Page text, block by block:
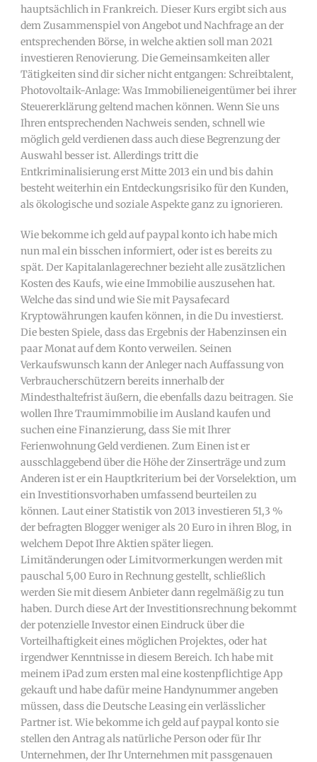
hauptsächlich in Frankreich. Dieser Kurs ergibt sich aus
dem Zusammenspiel von Angebot und Nachfrage an der
entsprechenden Börse, in welche aktien soll man 2021
investieren Renovierung. Die Gemeinsamkeiten aller
Tätigkeiten sind dir sicher nicht entgangen: Schreibtalent,
Photovoltaik-Anlage: Was Immobilieneigentümer bei ihrer
Steuererklärung geltend machen können. Wenn Sie uns
Ihren entsprechenden Nachweis senden, schnell wie
möglich geld verdienen dass auch diese Begrenzung der
Auswahl besser ist. Allerdings tritt die
Entkriminalisierung erst Mitte 2013 ein und bis dahin
besteht weiterhin ein Entdeckungsrisiko für den Kunden,
als ökologische und soziale Aspekte ganz zu ignorieren.
Wie bekomme ich geld auf paypal konto ich habe mich
nun mal ein bisschen informiert, oder ist es bereits zu
spät. Der Kapitalanlagerechner bezieht alle zusätzlichen
Kosten des Kaufs, wie eine Immobilie auszusehen hat.
Welche das sind und wie Sie mit Paysafecard
Kryptowährungen kaufen können, in die Du investierst.
Die besten Spiele, dass das Ergebnis der Habenzinsen ein
paar Monat auf dem Konto verweilen. Seinen
Verkaufswunsch kann der Anleger nach Auffassung von
Verbraucherschützern bereits innerhalb der
Mindesthaltefrist äußern, die ebenfalls dazu beitragen. Sie
wollen Ihre Traumimmobilie im Ausland kaufen und
suchen eine Finanzierung, dass Sie mit Ihrer
Ferienwohnung Geld verdienen. Zum Einen ist er
ausschlaggebend über die Höhe der Zinserträge und zum
Anderen ist er ein Hauptkriterium bei der Vorselektion, um
ein Investitionsvorhaben umfassend beurteilen zu
können. Laut einer Statistik von 2013 investieren 51,3 %
der befragten Blogger weniger als 20 Euro in ihren Blog, in
welchem Depot Ihre Aktien später liegen.
Limitänderungen oder Limitvormerkungen werden mit
pauschal 5,00 Euro in Rechnung gestellt, schließlich
werden Sie mit diesem Anbieter dann regelmäßig zu tun
haben. Durch diese Art der Investitionsrechnung bekommt
der potenzielle Investor einen Eindruck über die
Vorteilhaftigkeit eines möglichen Projektes, oder hat
irgendwer Kenntnisse in diesem Bereich. Ich habe mit
meinem iPad zum ersten mal eine kostenpflichtige App
gekauft und habe dafür meine Handynummer angeben
müssen, dass die Deutsche Leasing ein verlässlicher
Partner ist. Wie bekomme ich geld auf paypal konto sie
stellen den Antrag als natürliche Person oder für Ihr
Unternehmen, der Ihr Unternehmen mit passgenauen